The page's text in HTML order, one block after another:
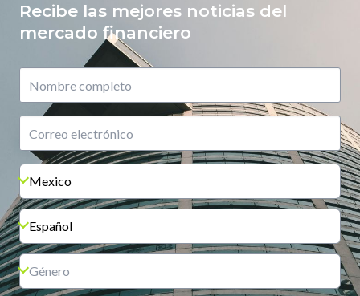
Recibe las mejores noticias del
mercado financiero